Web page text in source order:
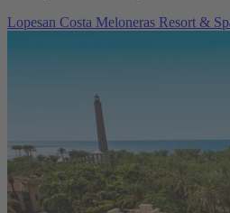
Lopesan Costa Meloneras Resort &